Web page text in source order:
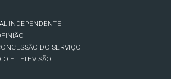
INDEPENDENTE
DO SERVIÇO
E TELEVISÃO